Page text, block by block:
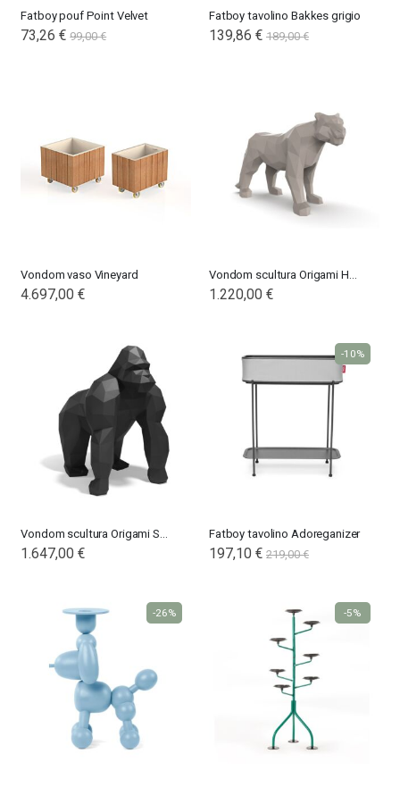
Fatboy pouf Point Velvet
Special
Price
73,26 € 99,00 €
Fatboy tavolino Bakkes grigio
Special
Price
139,86 € 189,00 €
Vondom vaso Vineyard
4.697,00 € 1.220,00 €
1.647,00 €
Fatboy tavolino Adoreganizer
197,10 € 219,00 €
-10%
-26% -5%